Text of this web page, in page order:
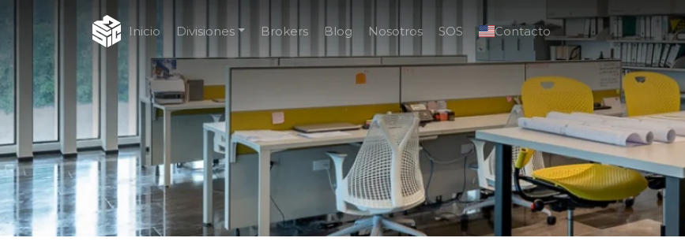
Inicio Divisiones Brokers Blog Nosotros SOS Contacto